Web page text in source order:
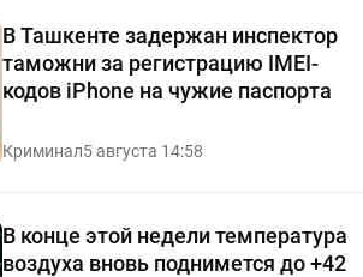
В Ташкенте задержан инспектор
таможни за регистрацию IMEI-
кодов iPhone на чужие паспорта
Криминал5 августа 14:58
В конце этой недели температура
воздуха вновь поднимется до +42